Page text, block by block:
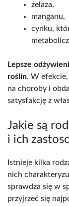
żelaza,
manganu,
cynku,
Lepsze
roślin. W
na choroby i
satysfakcję z
Jakie są
i ich
Istnieje kilka
nich
sprawdza się w
przyjrzeć się